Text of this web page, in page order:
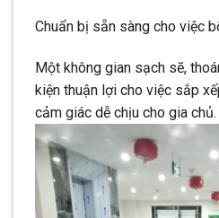
Chuẩn bị sẵn sàng cho việc
Một không gian sạch sẽ,
kiện thuận lợi cho việc sắp
cảm giác dễ chịu cho gia chủ.